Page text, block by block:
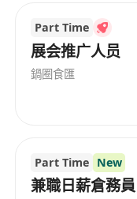
Part Time
展会推广人员
鍋圈食匯
Part Time New
兼職日薪倉務員